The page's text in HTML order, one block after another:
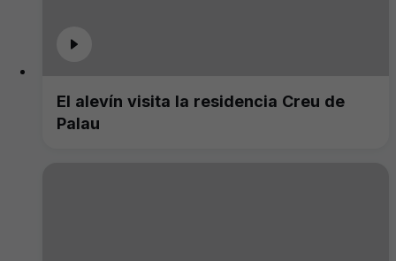
El alevín visita la residencia Creu de
Palau